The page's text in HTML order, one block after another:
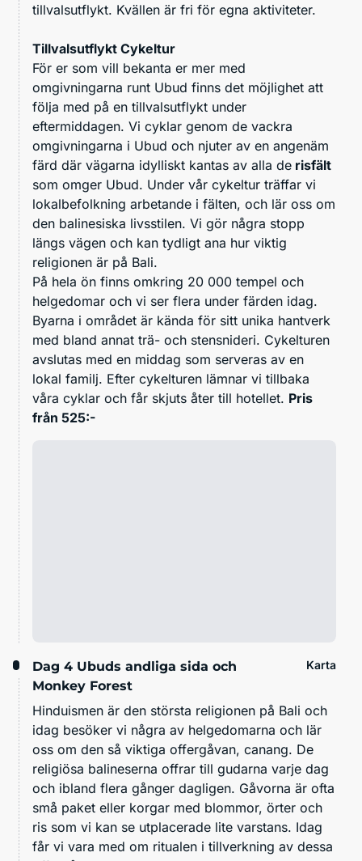
tillvalsutflykt. Kvällen är fri för egna aktiviteter.
Tillvalsutflykt Cykeltur
För er som vill bekanta er mer med
omgivningarna runt Ubud finns det möjlighet att
följa med på en tillvalsutflykt under
eftermiddagen. Vi cyklar genom de vackra
omgivningarna i Ubud och njuter av en angenäm
färd där vägarna idylliskt kantas av alla de risfält
som omger Ubud. Under vår cykeltur träffar vi
lokalbefolkning arbetande i fälten, och lär oss om
den balinesiska livsstilen. Vi gör några stopp
längs vägen och kan tydligt ana hur viktig
religionen är på Bali.
På hela ön finns omkring 20 000 tempel och
helgedomar och vi ser flera under färden idag.
Byarna i området är kända för sitt unika hantverk
med bland annat trä- och stensnideri. Cykelturen
avslutas med en middag som serveras av en
lokal familj. Efter cykelturen lämnar vi tillbaka
våra cyklar och får skjuts åter till hotellet. Pris
från 525:-
Dag 4 Ubuds andliga sida och
Monkey Forest
Karta
Hinduismen är den största religionen på Bali och
idag besöker vi några av helgedomarna och lär
oss om den så viktiga offergåvan, canang. De
religiösa balineserna offrar till gudarna varje dag
och ibland flera gånger dagligen. Gåvorna är ofta
små paket eller korgar med blommor, örter och
ris som vi kan se utplacerade lite varstans. Idag
får vi vara med om ritualen i tillverkning av dessa